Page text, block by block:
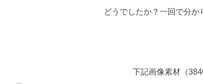
どうでしたか？一回で分か
下記画像素材（